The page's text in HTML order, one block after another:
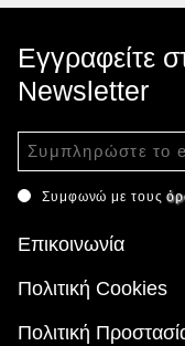
Εγγραφείτε
Newsletter
Συμφωνώ με τους
Επικοινωνία
Πολιτική Cookies
Πολιτική